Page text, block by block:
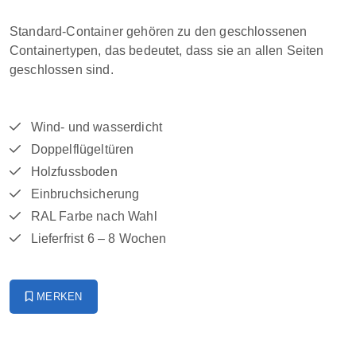
Standard-Container gehören zu den geschlossenen
Containertypen, das bedeutet, dass sie an allen Seiten
geschlossen sind.
Wind- und wasserdicht
Doppelflügeltüren
Holzfussboden
Einbruchsicherung
RAL Farbe nach Wahl
Lieferfrist 6 – 8 Wochen
MERKEN